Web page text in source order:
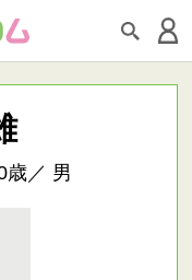
歳／ 男